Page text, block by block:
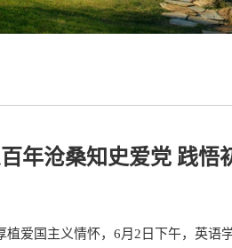
年沧桑知史爱党 践
植爱国主义情怀，6月2日下午，英